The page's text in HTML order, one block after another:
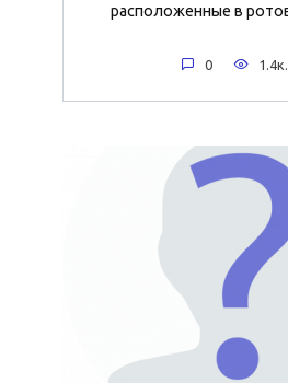
расположенные в
0 1.4к.